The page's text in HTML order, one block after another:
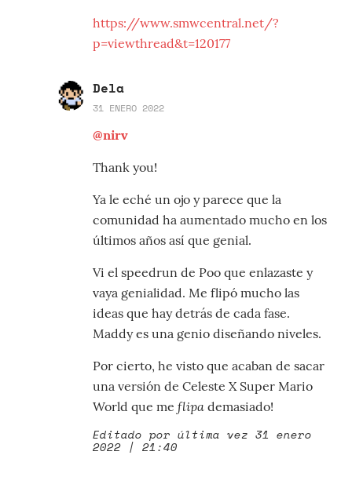
https://www.smwcentral.net/?
p=viewthread&t=120177
Dela
31 ENERO 2022
@nirv
Thank you!
Ya le eché un ojo y parece que la
comunidad ha aumentado mucho en los
últimos años así que genial.
Vi el speedrun de Poo que enlazaste y
vaya genialidad. Me flipó mucho las
ideas que hay detrás de cada fase.
Maddy es una genio diseñando niveles.
Por cierto, he visto que acaban de sacar
una versión de Celeste X Super Mario
World que me flipa demasiado!
Editado por última vez 31 enero
2022 | 21:40